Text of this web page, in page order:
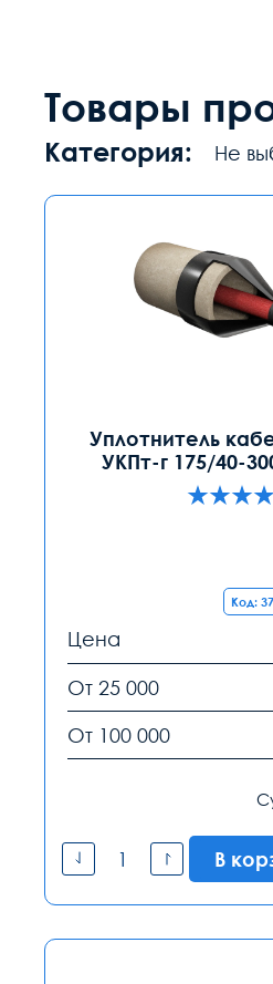
Товары
Категория: Не
Уплотнитель
УКПт-г 175/40-
Код:
Цена
От 25 000
От 100 000
В